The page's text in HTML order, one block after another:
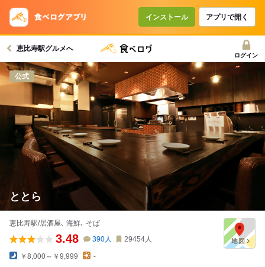
インストール アプリで開く
恵比寿駅グルメへ
ログイン
公式
ととら
恵比寿駅/居酒屋､ 海鮮､ そば
3.48 390人 29454人
￥8,000～￥9,999 -